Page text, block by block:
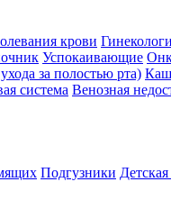
крови
Успокаивающие
за полостью рта)
система Венозная
Подгузники